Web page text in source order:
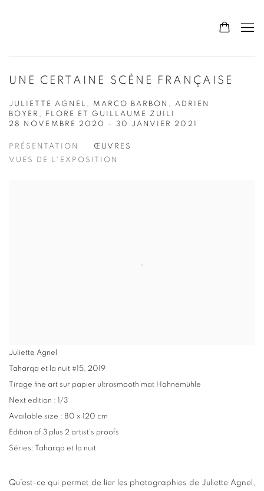
UNE CERTAINE SCÈNE FRANÇAISE
JULIETTE AGNEL, MARCO BARBON, ADRIEN
BOYER, FLORE ET GUILLAUME ZUILI
28 NOVEMBRE 2020 - 30 JANVIER 2021
PRÉSENTATION
ŒUVRES
VUES DE L'EXPOSITION
Juliette Agnel
Taharqa et la nuit #15, 2019
Tirage fine art sur papier ultrasmooth mat Hahnemühle
Next edition : 1/3
Available size : 80 x 120 cm
Edition of 3 plus 2 artist's proofs
Séries: Taharqa et la nuit
Qu’est-ce qui permet de lier les photographies de Juliette Agnel,